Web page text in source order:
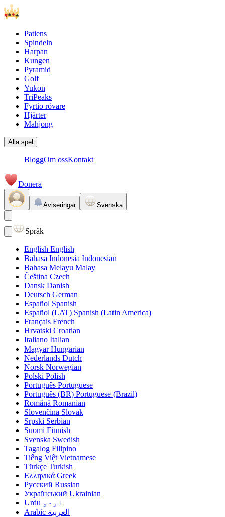
Patiens
Spindeln
Harpan
Kungen
Pyramid
Golf
Yukon
TriPeaks
Fyrtio rövare
Hjärter
Mahjong
Alla spel
BloggOm ossKontakt
Donera
Aviseringar Svenska
Språk
English English
Bahasa Indonesia Indonesian
Bahasa Melayu Malay
Čeština Czech
Dansk Danish
Deutsch German
Español Spanish
Español (LAT) Spanish (Latin America)
Français French
Hrvatski Croatian
Italiano Italian
Magyar Hungarian
Nederlands Dutch
Norsk Norwegian
Polski Polish
Português Portuguese
Português (BR) Portuguese (Brazil)
Română Romanian
Slovenčina Slovak
Srpski Serbian
Suomi Finnish
Svenska Swedish
Tagalog Filipino
Tiếng Việt Vietnamese
Türkçe Turkish
Ελληνικά Greek
Русский Russian
Український Ukrainian
اردو Urdu
العربية Arabic